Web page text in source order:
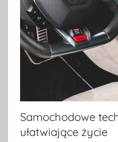
Samochodowe
ułatwiające życie